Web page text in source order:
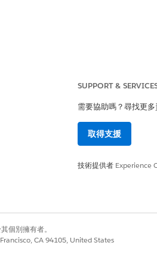
是
SUPPORT &
需要協助嗎？尋找更多
取得支援
技術提供者 Experience
個別擁有者。
CA 94105, United States